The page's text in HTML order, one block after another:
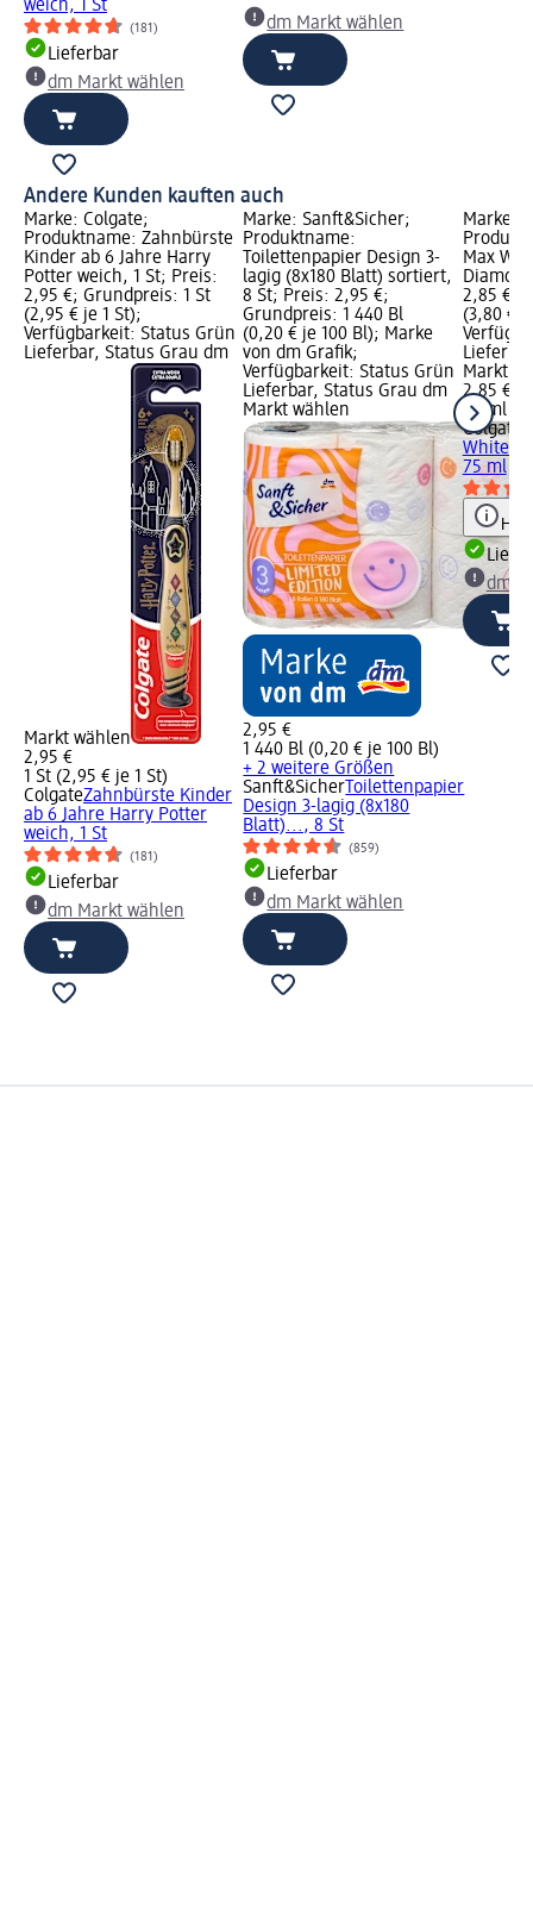
weich, 1 St
(181)
Lieferbar
dm Markt wählen
dm Markt wählen
Andere Kunden kauften auch
Marke: Colgate;
Produktname: Zahnbürste
Kinder ab 6 Jahre Harry
Potter weich, 1 St; Preis:
2,95 €; Grundpreis: 1 St
(2,95 € je 1 St);
Verfügbarkeit: Status Grün
Lieferbar, Status Grau dm
Markt wählen
2,95 €
1 St (2,95 € je 1 St)
ColgateZahnbürste Kinder
ab 6 Jahre Harry Potter
weich, 1 St
(181)
Lieferbar
dm Markt wählen
Marke: Sanft&Sicher;
Produktname:
Toilettenpapier Design 3-
lagig (8x180 Blatt) sortiert,
8 St; Preis: 2,95 €;
Grundpreis: 1 440 Bl
(0,20 € je 100 Bl); Marke
von dm Grafik;
Verfügbarkeit: Status Grün
Lieferbar, Status Grau dm
Markt wählen
2,95 €
1 440 Bl (0,20 € je 100 Bl)
+ 2 weitere Größen
Sanft&SicherToilettenpapier
Design 3-lagig (8x180
Blatt)..., 8 St
(859)
Lieferbar
dm Markt wählen
Marke:
Max
2,85 €;
(3,80 €
Markt
2,85 €
75 ml
Colgate
White
75 ml
dm